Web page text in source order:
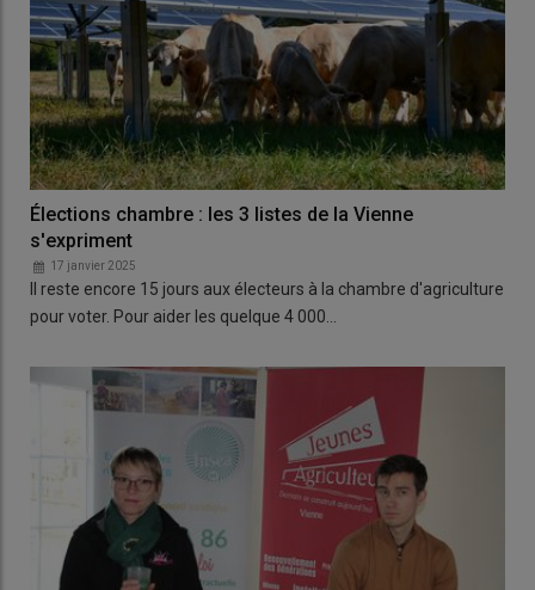
Élections chambre : les 3 listes de la Vienne
s'expriment
17 janvier 2025
Il reste encore 15 jours aux électeurs à la chambre d'agriculture
pour voter. Pour aider les quelque 4 000…